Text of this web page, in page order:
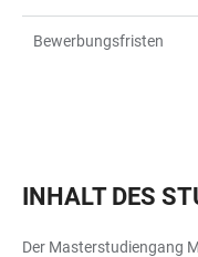
Bewerbungsfristen
INHALT DES
Der Masterstudiengang